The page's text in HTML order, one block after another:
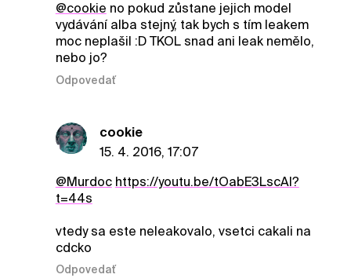
@cookie no pokud zůstane jejich model
vydávání alba stejný, tak bych s tím leakem
moc neplašil :D TKOL snad ani leak nemělo,
nebo jo?
Odpovedať
cookie
15. 4. 2016, 17:07
@Murdoc https://youtu.be/tOabE3LscAI?
t=44s
vtedy sa este neleakovalo, vsetci cakali na
cdcko
Odpovedať